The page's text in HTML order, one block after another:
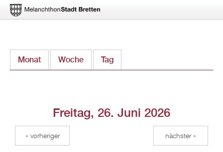
zum
Monat Woche Tag
Freitag, 26. Juni 2026
« vorheriger nächster »